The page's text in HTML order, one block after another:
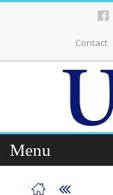
Contact
Menu